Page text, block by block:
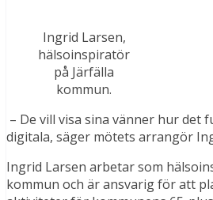
Ingrid Larsen,
hälsoinspiratör
på Järfälla
kommun.
– De vill visa sina vänner hur det
digitala, säger mötets arrangör
Ingrid Larsen arbetar som
kommun och är ansvarig för att